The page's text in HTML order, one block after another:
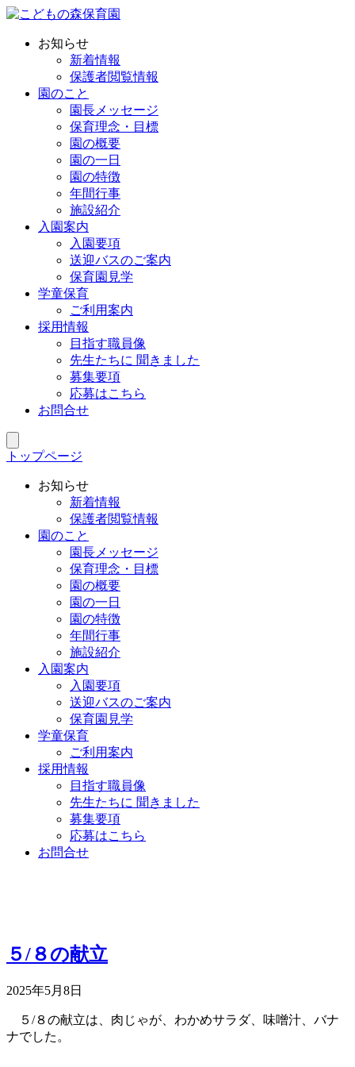
お知らせ
新着情報
保護者閲覧情報
園のこと
園長メッセージ
保育理念・目標
園の概要
園の一日
園の特徴
年間行事
施設紹介
入園案内
入園要項
送迎バスのご案内
保育園見学
学童保育
ご利用案内
採用情報
目指す職員像
先生たちに 聞きました
募集要項
応募はこちら
お問合せ
トップページ
お知らせ
新着情報
保護者閲覧情報
園のこと
園長メッセージ
保育理念・目標
園の概要
園の一日
園の特徴
年間行事
施設紹介
入園案内
入園要項
送迎バスのご案内
保育園見学
学童保育
ご利用案内
採用情報
目指す職員像
先生たちに 聞きました
募集要項
応募はこちら
お問合せ
５/８の献立
2025年5月8日
５/８の献立は、肉じゃが、わかめサラダ、味噌汁、バナ
ナでした。